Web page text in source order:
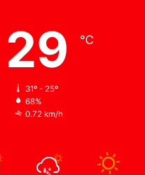
29 ℃
31º - 25º
68%
0.72 km/h